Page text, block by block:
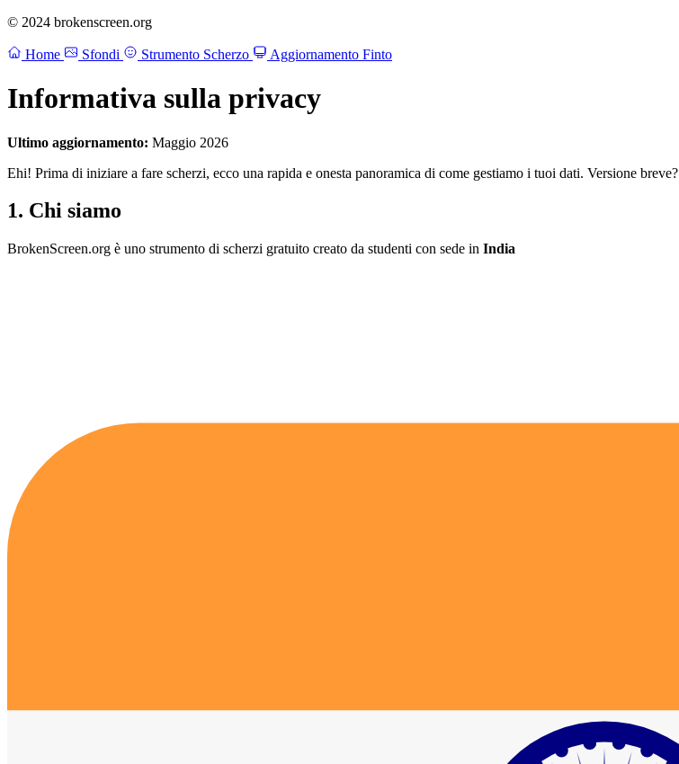
© 2024 brokenscreen.org
Home Sfondi Strumento Scherzo Aggiornamento Finto
Informativa sulla privacy
Ultimo aggiornamento: Maggio 2026
Ehi! Prima di iniziare a fare scherzi, ecco una rapida e onesta panoramica di come gestiamo i tuoi dati. Versione breve?
1. Chi siamo
BrokenScreen.org è uno strumento di scherzi gratuito creato da studenti con sede in India